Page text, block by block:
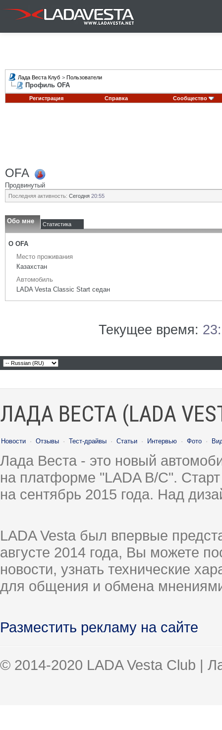
Лада Веста Клуб > Пользователи
Профиль OFA
Регистрация Справка Сообщество
OFA
Продвинутый
Последняя активность: Сегодня 20:55
Обо мне Статистика
О OFA
Место проживания
Казахстан
Автомобиль
LADA Vesta Classic Start седан
Текущее время:
ЛАДА ВЕСТА (LADA
Новости · Отзывы · Тест-драйвы · Статьи · Интервью · Фото ·
Лада Веста - это новый
на платформе "LADA B/C".
на сентябрь 2015 года. Над
LADA Vesta был впервые
августе 2014 года, Вы можете
новости, узнать технические
для общения и обмена
Разместить рекламу на сайте
© 2014-2020 LADA Vesta Club |